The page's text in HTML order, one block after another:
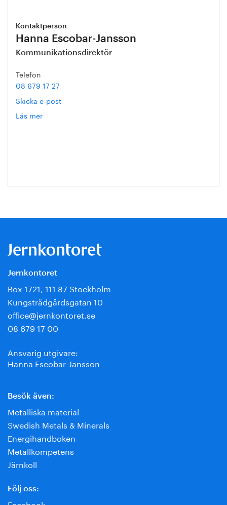
Kontaktperson
Hanna Escobar-Jansson
Kommunikationsdirektör
Telefon
08 679 17 27
Skicka e-post
Läs mer
Jernkontoret
Box 1721, 111 87 Stockholm
Kungsträdgårdsgatan 10
office@jernkontoret.se
08 679 17 00
Ansvarig utgivare:
Hanna Escobar-Jansson
Besök även:
Metalliska material
Swedish Metals & Minerals
Energihandboken
Metallkompetens
Järnkoll
Följ oss: